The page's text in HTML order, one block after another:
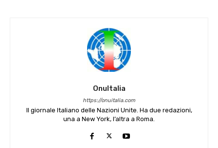
OnuItalia
https://onuitalia.com
Il giornale Italiano delle Nazioni Unite. Ha due redazioni,
una a New York, l’altra a Roma.